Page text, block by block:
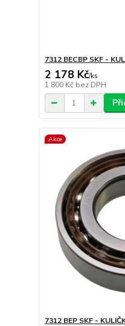
7312 BECBP SKF -
2 178 Kč/ks
1 800 Kč bez DPH
Akce
7312 BEP SKF -